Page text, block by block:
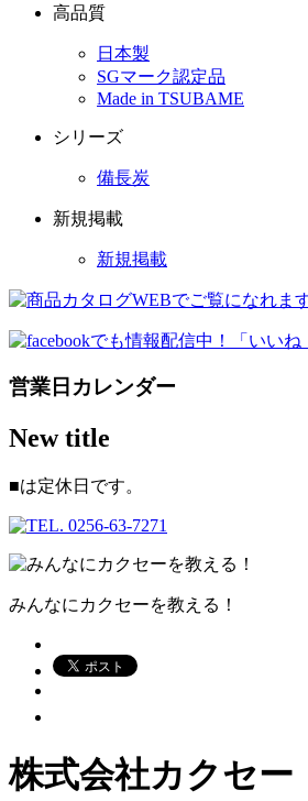
高品質
日本製
SGマーク認定品
Made in TSUBAME
シリーズ
備長炭
新規掲載
新規掲載
営業日カレンダー
New title
■は定休日です。
みんなにカクセーを教える！
株式会社カクセー